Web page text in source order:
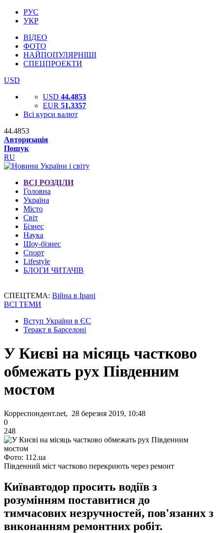
РУС
УКР
ВІДЕО
ФОТО
НАЙПОПУЛЯРНІШІ
СПЕЦПРОЕКТИ
USD
USD 44.4853
EUR 51.3357
Всі курси валют
44.4853
Авторизація
Пошук
RU
ВСІ РОЗДІЛИ
Головна
Україна
Місто
Світ
Бізнес
Наука
Шоу-бізнес
Спорт
Lifestyle
БЛОГИ ЧИТАЧІВ
СПЕЦТЕМА: Війна в Ірані
ВСІ ТЕМИ
Вступ України в ЄС
Теракт в Барселоні
У Києві на місяць частково
обмежать рух Південним
мостом
Корреспондент.net, 28 березня 2019, 10:48
0
248
Фото: 112.ua
Південний міст частково перекриють через ремонт
Київавтодор просить водіїв з
розумінням поставитися до
тимчасових незручностей, пов'язаних з
виконанням ремонтних робіт.